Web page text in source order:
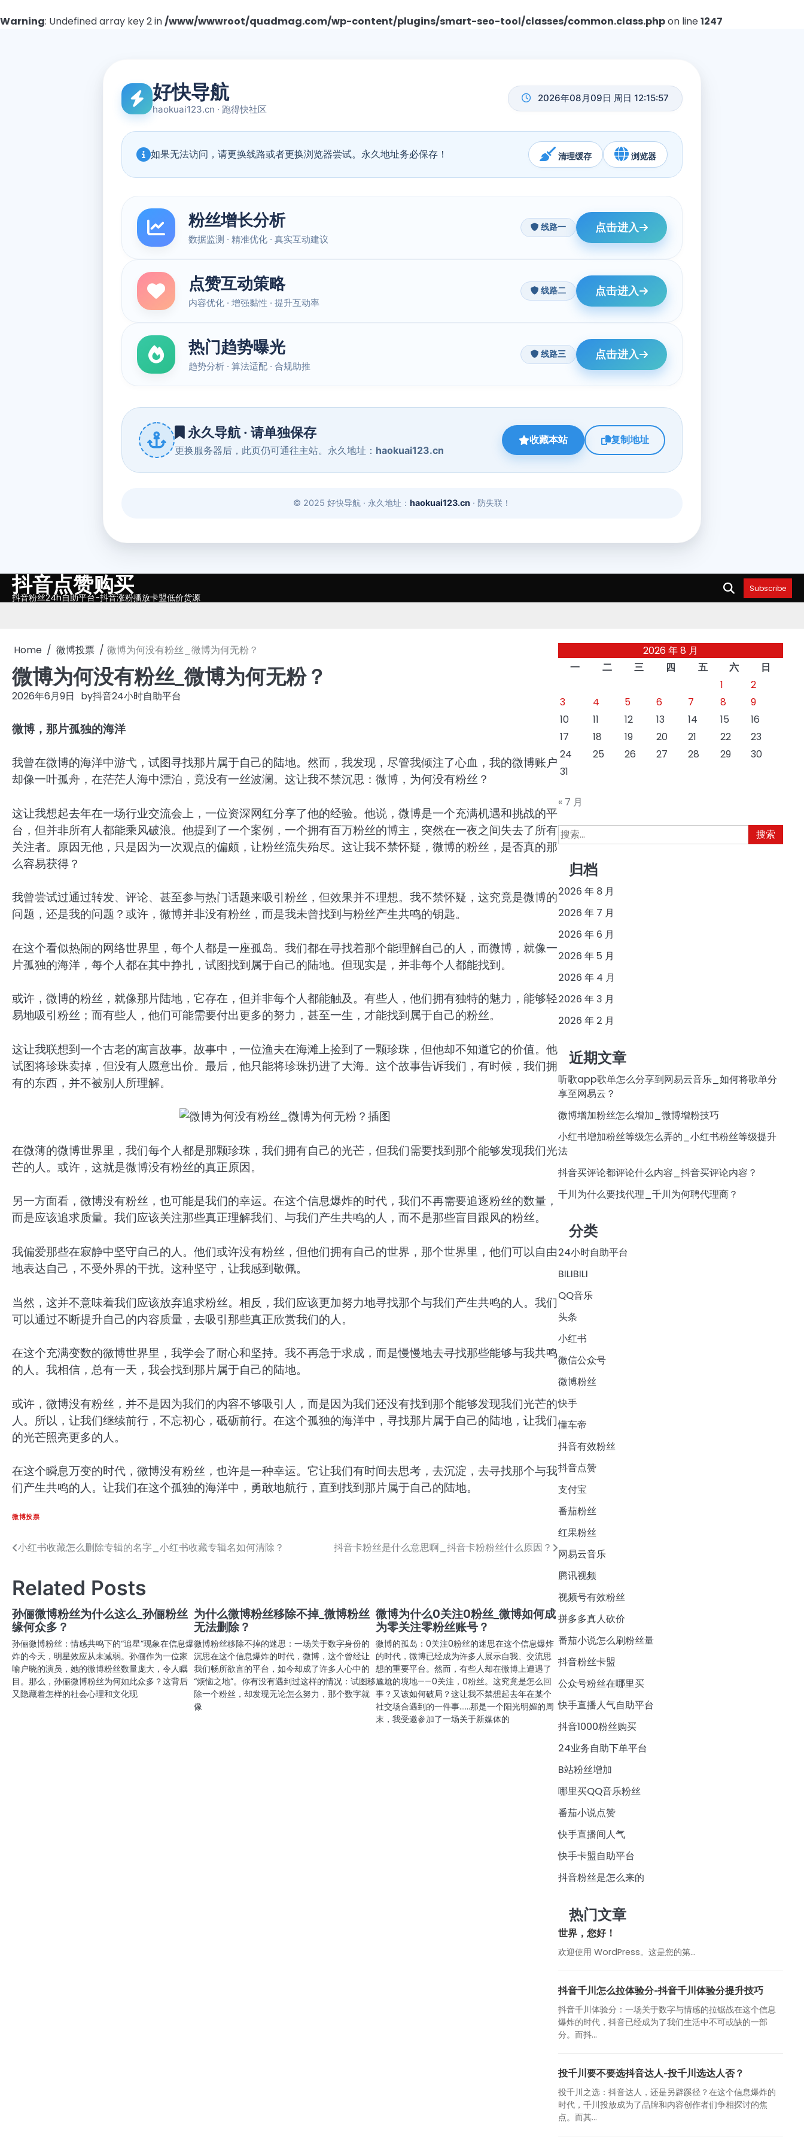
Warning: Undefined array key 2 in/www/wwwroot/quadmag.com/wp-content/plugins/smart-seo-tool/classes/common.class.phpon line1247
Skip抖音点赞购买
抖音粉丝24h自助平台-抖音涨粉播放卡盟低价货源
Subscribe
Home 微博投票 微博为何没有粉丝_微博为何无粉？
微博为何没有粉丝_微博为何无粉？
2026年6月9日 by抖音24小时自助平台
微博，那片孤独的海洋
我曾在微博的海洋中游弋，试图寻找那片属于自己的陆地。然而，我发现，尽管我倾注了心血，我的微博账户
却像一叶孤舟，在茫茫人海中漂泊，竟没有一丝波澜。这让我不禁沉思：微博，为何没有粉丝？
这让我想起去年在一场行业交流会上，一位资深网红分享了他的经验。他说，微博是一个充满机遇和挑战的平
台，但并非所有人都能乘风破浪。他提到了一个案例，一个拥有百万粉丝的博主，突然在一夜之间失去了所有
关注者。原因无他，只是因为一次观点的偏颇，让粉丝流失殆尽。这让我不禁怀疑，微博的粉丝，是否真的那
么容易获得？
我曾尝试过通过转发、评论、甚至参与热门话题来吸引粉丝，但效果并不理想。我不禁怀疑，这究竟是微博的
问题，还是我的问题？或许，微博并非没有粉丝，而是我未曾找到与粉丝产生共鸣的钥匙。
在这个看似热闹的网络世界里，每个人都是一座孤岛。我们都在寻找着那个能理解自己的人，而微博，就像一
片孤独的海洋，每个人都在其中挣扎，试图找到属于自己的陆地。但现实是，并非每个人都能找到。
或许，微博的粉丝，就像那片陆地，它存在，但并非每个人都能触及。有些人，他们拥有独特的魅力，能够轻
易地吸引粉丝；而有些人，他们可能需要付出更多的努力，甚至一生，才能找到属于自己的粉丝。
这让我联想到一个古老的寓言故事。故事中，一位渔夫在海滩上捡到了一颗珍珠，但他却不知道它的价值。他
试图将珍珠卖掉，但没有人愿意出价。最后，他只能将珍珠扔进了大海。这个故事告诉我们，有时候，我们拥
有的东西，并不被别人所理解。
在微薄的微博世界里，我们每个人都是那颗珍珠，我们拥有自己的光芒，但我们需要找到那个能够发现我们光
芒的人。或许，这就是微博没有粉丝的真正原因。
另一方面看，微博没有粉丝，也可能是我们的幸运。在这个信息爆炸的时代，我们不再需要追逐粉丝的数量，
而是应该追求质量。我们应该关注那些真正理解我们、与我们产生共鸣的人，而不是那些盲目跟风的粉丝。
我偏爱那些在寂静中坚守自己的人。他们或许没有粉丝，但他们拥有自己的世界，那个世界里，他们可以自由
地表达自己，不受外界的干扰。这种坚守，让我感到敬佩。
当然，这并不意味着我们应该放弃追求粉丝。相反，我们应该更加努力地寻找那个与我们产生共鸣的人。我们
可以通过不断提升自己的内容质量，去吸引那些真正欣赏我们的人。
在这个充满变数的微博世界里，我学会了耐心和坚持。我不再急于求成，而是慢慢地去寻找那些能够与我共鸣
的人。我相信，总有一天，我会找到那片属于自己的陆地。
或许，微博没有粉丝，并不是因为我们的内容不够吸引人，而是因为我们还没有找到那个能够发现我们光芒的
人。所以，让我们继续前行，不忘初心，砥砺前行。在这个孤独的海洋中，寻找那片属于自己的陆地，让我们
的光芒照亮更多的人。
在这个瞬息万变的时代，微博没有粉丝，也许是一种幸运。它让我们有时间去思考，去沉淀，去寻找那个与我
们产生共鸣的人。让我们在这个孤独的海洋中，勇敢地航行，直到找到那片属于自己的陆地。
微博投票
文
导
航
小红书收藏怎么删除专辑的名字_小红书收藏专辑名如何清除？ 抖音卡粉丝是什么意思啊_抖音卡粉粉丝什么原因？
Related Posts
孙俪微博粉丝为什么这么_孙俪粉丝
缘何众多？
孙俪微博粉丝：情感共鸣下的“追星”现象在信息爆
炸的今天，明星效应从未减弱。孙俪作为一位家
喻户晓的演员，她的微博粉丝数量庞大，令人瞩
目。那么，孙俪微博粉丝为何如此众多？这背后
又隐藏着怎样的社会心理和文化现
为什么微博粉丝移除不掉_微博粉丝
无法删除？
微博粉丝移除不掉的迷思：一场关于数字身份的
沉思在这个信息爆炸的时代，微博，这个曾经让
我们畅所欲言的平台，如今却成了许多人心中的
“烦恼之地”。你有没有遇到过这样的情况：试图移
除一个粉丝，却发现无论怎么努力，那个数字就
像
微博为什么0关注0粉丝_微博如何成
为零关注零粉丝账号？
微博的孤岛：0关注0粉丝的迷思在这个信息爆炸
的时代，微博已经成为许多人展示自我、交流思
想的重要平台。然而，有些人却在微博上遭遇了
尴尬的境地——0关注，0粉丝。这究竟是怎么回
事？又该如何破局？这让我不禁想起去年在某个
社交场合遇到的一件事……那是一个阳光明媚的周
末，我受邀参加了一场关于新媒体的
2026 年 8 月
一
二 三 四 五 六
日
1
2
3
4 5 6 7 8
9
10
11 12 13 14 15
16
17
18 19 20 21 22
23
24
25 26 27 28 29
30
31
« 7 月
搜
索：
归档
2026 年 8 月
2026 年 7 月
2026 年 6 月
2026 年 5 月
2026 年 4 月
2026 年 3 月
2026 年 2 月
近期文章
听歌app歌单怎么分享到网易云音乐_如何将歌单分
享至网易云？
微博增加粉丝怎么增加_微博增粉技巧
小红书增加粉丝等级怎么弄的_小红书粉丝等级提升
法
抖音买评论都评论什么内容_抖音买评论内容？
千川为什么要找代理_千川为何聘代理商？
分类
24小时自助平台
BILIBILI
QQ音乐
头条
小红书
微信公众号
微博粉丝
快手
懂车帝
抖音有效粉丝
抖音点赞
支付宝
番茄粉丝
红果粉丝
网易云音乐
腾讯视频
视频号有效粉丝
拼多多真人砍价
番茄小说怎么刷粉丝量
抖音粉丝卡盟
公众号粉丝在哪里买
快手直播人气自助平台
抖音1000粉丝购买
24业务自助下单平台
B站粉丝增加
哪里买QQ音乐粉丝
番茄小说点赞
快手直播间人气
快手卡盟自助平台
抖音粉丝是怎么来的
热门文章
世界，您好！
欢迎使用 WordPress。这是您的第…
抖音千川怎么拉体验分-抖音千川体验分提升技巧
抖音千川体验分：一场关于数字与情感的拉锯战在这个信息
爆炸的时代，抖音已经成为了我们生活中不可或缺的一部
分。而抖...
投千川要不要选抖音达人-投千川选达人否？
投千川之选：抖音达人，还是另辟蹊径？在这个信息爆炸的
时代，千川投放成为了品牌和内容创作者们争相探讨的焦
点。而其...